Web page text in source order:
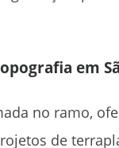
em
no ramo,
de